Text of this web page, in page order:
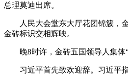
总理莫迪出席。
人民大会堂东大厅花团锦簇，金
金砖标识交相辉映。
晚8时许，金砖五国领导人集体“
习近平首先致欢迎辞。习近平指